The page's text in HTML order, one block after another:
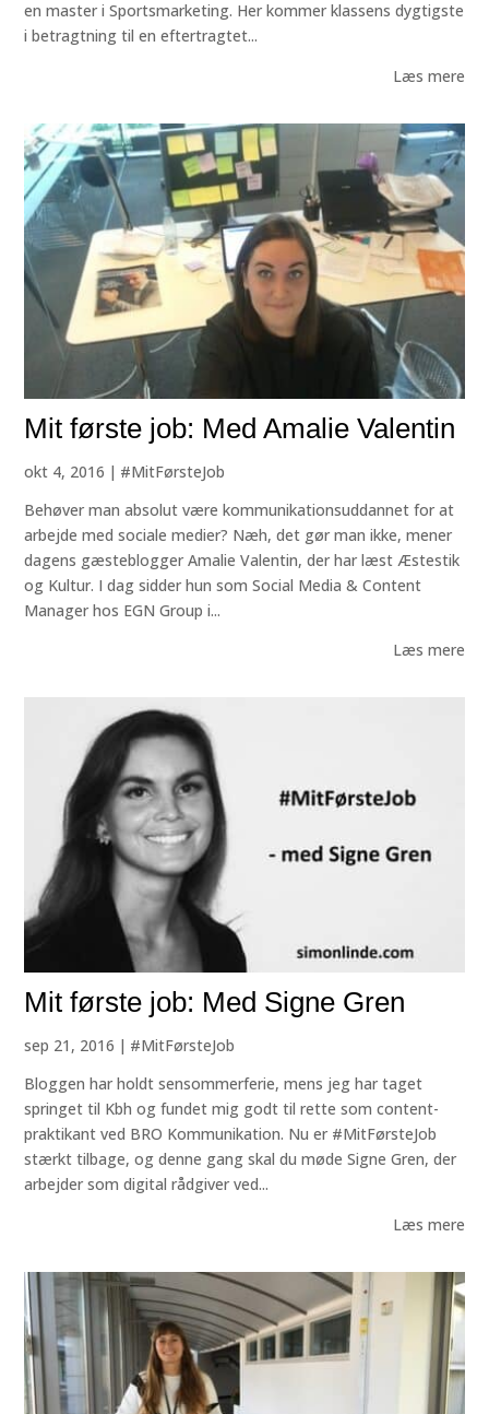
en master i Sportsmarketing. Her kommer klassens dygtigste
i betragtning til en eftertragtet...
Læs mere
Mit første job: Med Amalie Valentin
okt 4, 2016 | #MitFørsteJob
Behøver man absolut være kommunikationsuddannet for at
arbejde med sociale medier? Næh, det gør man ikke, mener
dagens gæsteblogger Amalie Valentin, der har læst Æstestik
og Kultur. I dag sidder hun som Social Media & Content
Manager hos EGN Group i...
Læs mere
Mit første job: Med Signe Gren
sep 21, 2016 | #MitFørsteJob
Bloggen har holdt sensommerferie, mens jeg har taget
springet til Kbh og fundet mig godt til rette som content-
praktikant ved BRO Kommunikation. Nu er #MitFørsteJob
stærkt tilbage, og denne gang skal du møde Signe Gren, der
arbejder som digital rådgiver ved...
Læs mere